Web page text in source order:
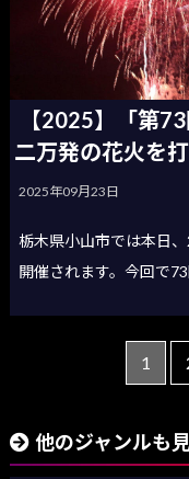
【2025】「第
二万発の花火を
2025年09月23日
栃木県小山市では本日
開催されます。今回で
1
他のジャンルも